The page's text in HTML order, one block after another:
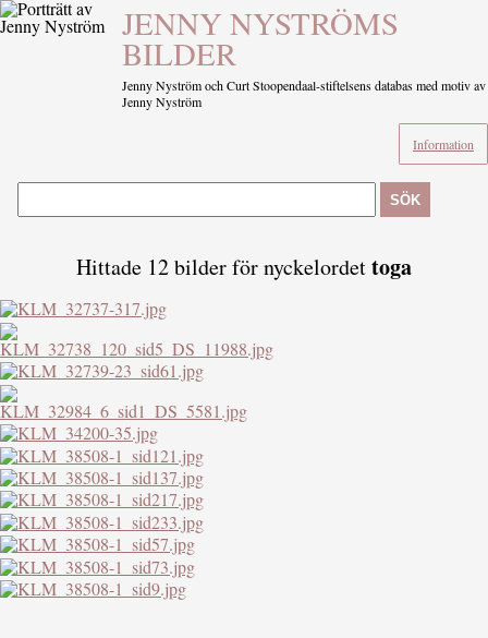
JENNY NYSTRÖMS
BILDER
Jenny Nyström och Curt Stoopendaal-stiftelsens databas med motiv av
Jenny Nyström
Information
SÖK
Hittade 12 bilder för nyckelordettoga